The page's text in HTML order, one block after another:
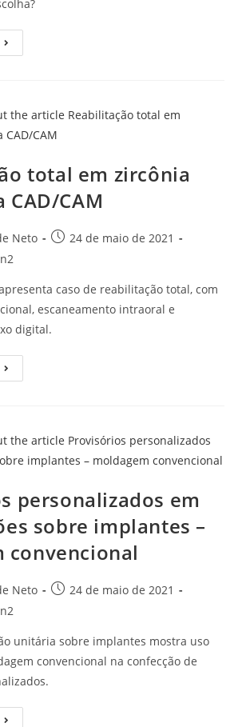
total em zircônia
CAM
Neto
24 de maio de 2021
caso de reabilitação total, com
escaneamento intraoral e
digital.
personalizados em
sobre implantes –
convencional
Neto
24 de maio de 2021
unitária sobre implantes mostra uso
convencional na confecção de